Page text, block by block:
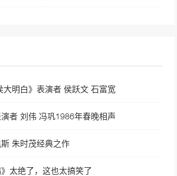
大明白》表演者 侯跃文 石富宽
者 刘伟 冯巩1986年春晚相声
朱时茂经典之作
太绝了，这也太搞笑了